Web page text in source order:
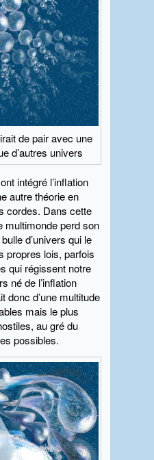
de pair avec une
d’autres univers
intégré l’inflation
autre théorie en
cordes. Dans cette
multimonde perd son
d’univers qui le
propres lois, parfois
qui régissent notre
né de l’inflation
donc d’une multitude
mais le plus
au gré du
possibles.